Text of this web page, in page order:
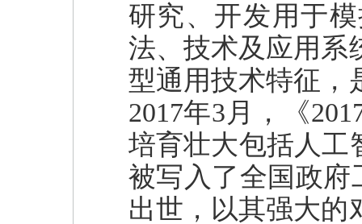
研究、开发用于
法、技术及应用系
型通用技术特征，
2017年3月，《
培育壮大包括人工
被写入了全国政府
出世，以其强大的